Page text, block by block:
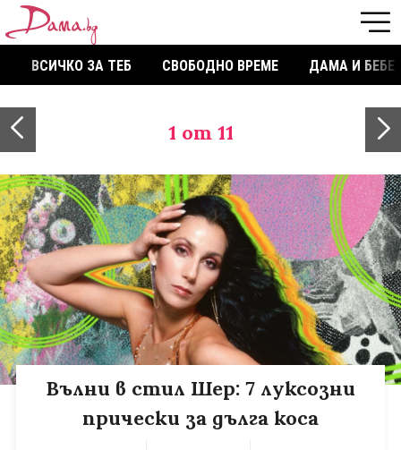
ВСИЧКО ЗА ТЕБ СВОБОДНО ВРЕМЕ ДАМА И БЕБЕ
1 от 11
Вълни в стил Шер: 7 луксозни
прически за дълга коса